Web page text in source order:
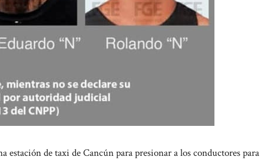
estación de taxi de Cancún para presionar a los conductores para